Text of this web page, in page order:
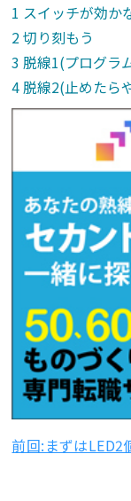
スイッチが効か
切り刻もう
脱線1(プログラ
脱線2(止めたら
前回:まずはLED2